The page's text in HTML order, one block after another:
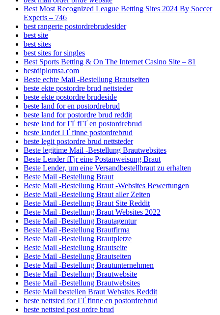
Best Most Recognized League Betting Sites 2024 By Soccer
Experts – 746
best rangerte postordrebrudesider
best site
best sites
best sites for singles
Best Sports Betting & On The Internet Casino Site – 81
bestdiplomsa.com
Beste echte Mail -Bestellung Brautseiten
beste ekte postordre brud nettsteder
beste ekte postordre brudeside
beste land for en postordrebrud
beste land for postordre brud reddit
beste land for ГҐ fГҐ en postordrebrud
beste landet ГҐ finne postordrebrud
beste legit postordre brud nettsteder
Beste legitime Mail -Bestellung Brautwebsites
Beste Lender fГјr eine Postanweisung Braut
Beste Lender, um eine Versandbestellbraut zu erhalten
Beste Mail -Bestellung Braut
Beste Mail -Bestellung Braut -Websites Bewertungen
Beste Mail -Bestellung Braut aller Zeiten
Beste Mail -Bestellung Braut Site Reddit
Beste Mail -Bestellung Braut Websites 2022
Beste Mail -Bestellung Brautagentur
Beste Mail -Bestellung Brautfirma
Beste Mail -Bestellung Brautpletze
Beste Mail -Bestellung Brautseite
Beste Mail -Bestellung Brautseiten
Beste Mail -Bestellung Brautunternehmen
Beste Mail -Bestellung Brautwebsite
Beste Mail -Bestellung Brautwebsites
Beste Mail bestellen Braut Websites Reddit
beste nettsted for ГҐ finne en postordrebrud
beste nettsted post ordre brud